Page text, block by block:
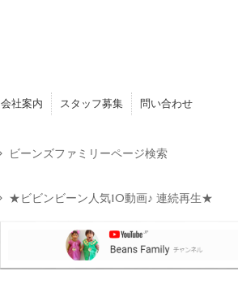
会社案内 スタッフ募集 問い合わせ
ビーンズファミリーページ検索
★ビビンビーン人気10動画♪ 連続再生★